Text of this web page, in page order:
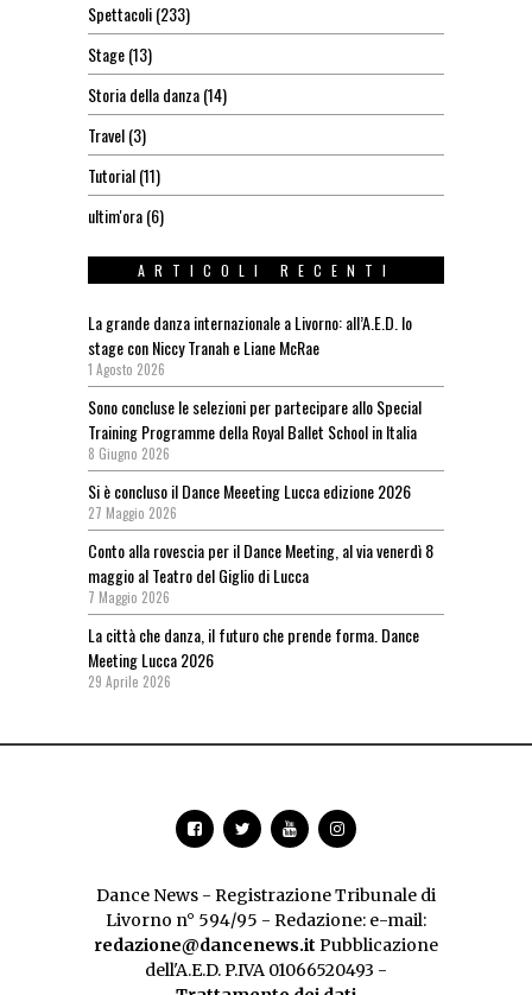
Spettacoli(233)
Stage(13)
Storia della danza(14)
Travel(3)
Tutorial(11)
ultim'ora(6)
ARTICOLI RECENTI
La grande danza internazionale a Livorno: all’A.E.D. lo
stage con Niccy Tranah e Liane McRae
1 Agosto 2026
Sono concluse le selezioni per partecipare allo Special
Training Programme della Royal Ballet School in Italia
8 Giugno 2026
Si è concluso il Dance Meeeting Lucca edizione 2026
27 Maggio 2026
Conto alla rovescia per il Dance Meeting, al via venerdì 8
maggio al Teatro del Giglio di Lucca
7 Maggio 2026
La città che danza, il futuro che prende forma. Dance
Meeting Lucca 2026
29 Aprile 2026
Dance News - Registrazione Tribunale di
Livorno n° 594/95 - Redazione: e-mail:
redazione@dancenews.it Pubblicazione
dell'A.E.D. P.IVA 01066520493 -